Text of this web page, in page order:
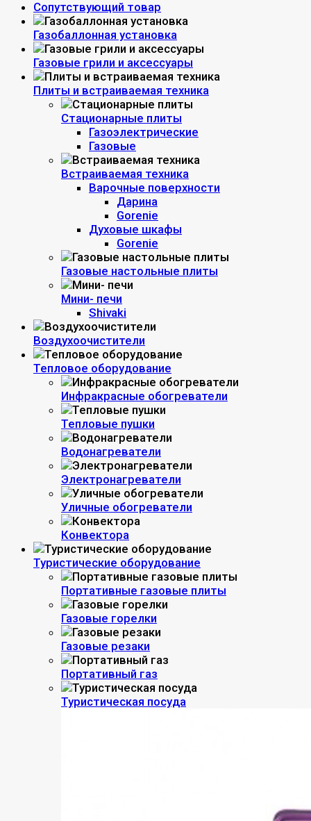
Сопутствующий товар
Газобаллонная установка
Газовые грили и аксессуары
Плиты и встраиваемая техника
Стационарные плиты
Газоэлектрические
Газовые
Встраиваемая техника
Варочные поверхности
Дарина
Gorenie
Духовые шкафы
Gorenie
Газовые настольные плиты
Мини- печи
Shivaki
Воздухоочистители
Тепловое оборудование
Инфракрасные обогреватели
Тепловые пушки
Водонагреватели
Электронагреватели
Уличные обогреватели
Конвектора
Туристические оборудование
Портативные газовые плиты
Газовые горелки
Газовые резаки
Портативный газ
Туристическая посуда